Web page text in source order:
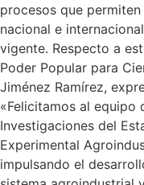
procesos que
nacional e
vigente. Respecto a
Poder Popular para
Jiménez Ramírez,
«Felicitamos al equipo
Investigaciones del
Experimental
impulsando el